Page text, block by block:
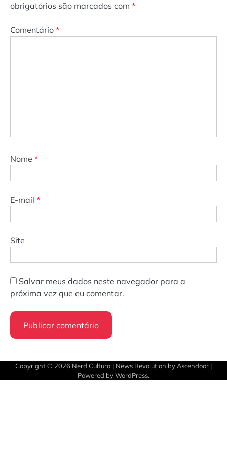
obrigatórios são marcados com *
Comentário *
Nome *
E-mail *
Site
Salvar meus dados neste navegador para a
próxima vez que eu comentar.
Copyright © 2026 Nerd Cultura | News Revolution by Ascendoor |
Powered byWordPress.